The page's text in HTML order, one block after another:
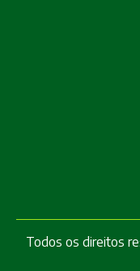
Todos os direitos